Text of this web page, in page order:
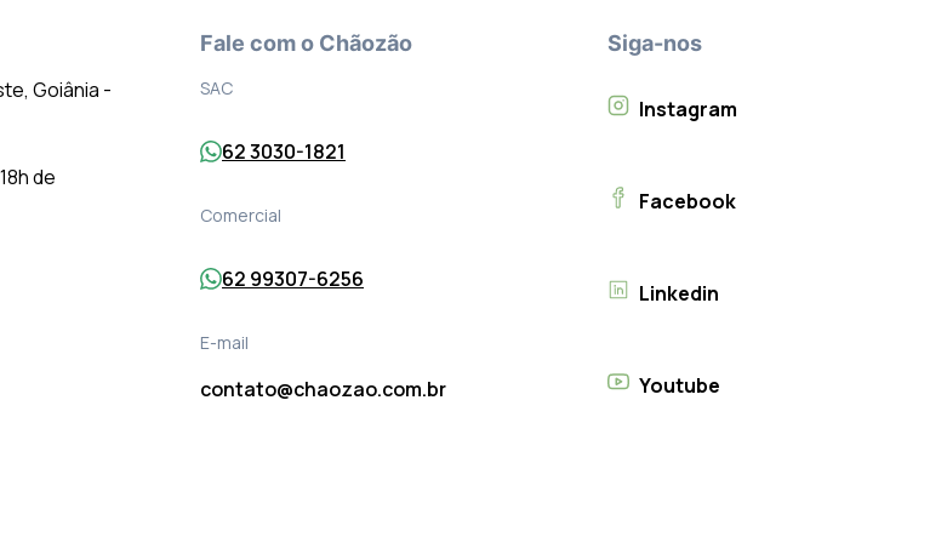
Goiânia -
de
Fale com o Chãozão
SAC
62 3030-1821
Comercial
62 99307-6256
E-mail
contato@chaozao.com.br
Siga-nos
Instagram
Facebook
Linkedin
Youtube